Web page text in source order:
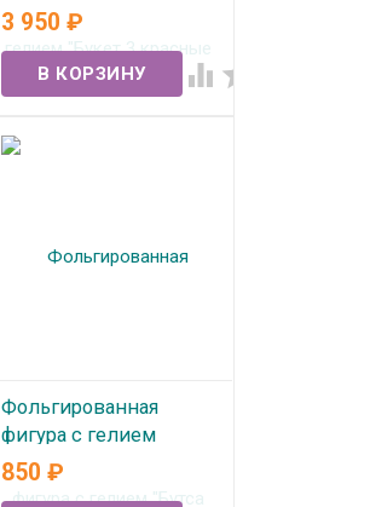
красные розы" №365
В наличии
3 950₽
 
Фольгированная
фигура с гелием
"Бутса футбольная"
850₽